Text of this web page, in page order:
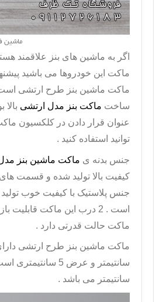
ماشین
اگر به ماشین های بنز علاقمند
ماکت این خودروها می باشید
ماکت ماشین بنز طرح ارتشی
ساخت ماکت بنز مدل ارتشی بالا
عنوان قرار دادن در کلکسیون
توانید استفاده کنید .
جنس بدنه ی ماکت ماشین بنز
کیفیت بالا تولید شده و قسمت
جنس پلاستیک با کیفیت خوب
است . 2 درب این ماکت قابلیت
ماکت حالت قدرتی دارد .
ماکت ماشین بنز
سانتیمتر می باشد .